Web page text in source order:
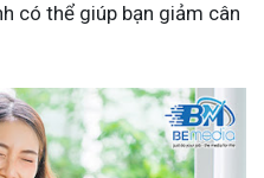
có thể giúp bạn giảm cân